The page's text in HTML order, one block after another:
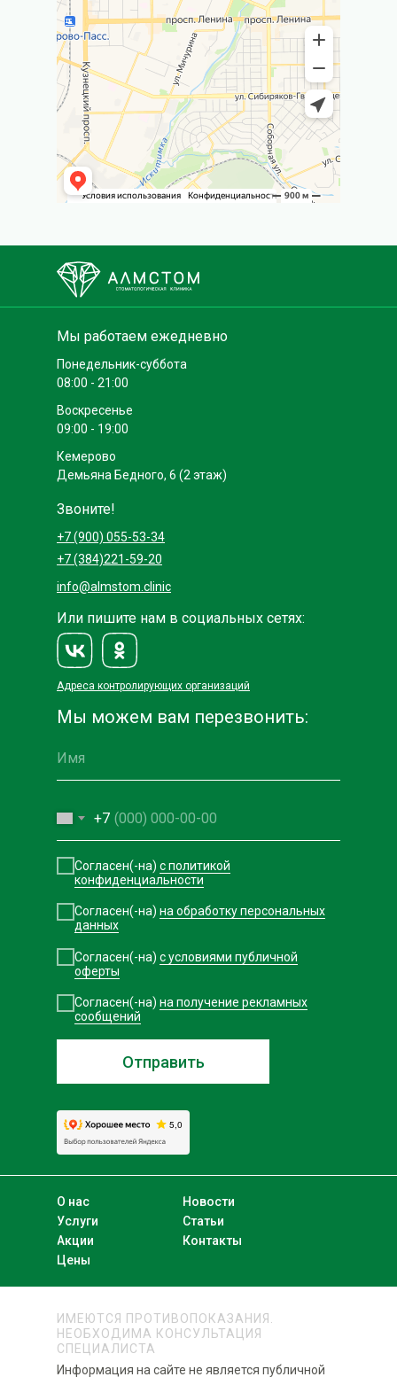
Понедельник-суббота
08:00 - 21:00
Мы можем вам перезвонить:
Мы работаем ежедневно
Звоните!
+7 (900) 055-53-34
Воскресенье
09:00 - 19:00
Кемерово
Демьяна Бедного, 6 (2 этаж)
info@almstom.clinic
Или пишите нам в социальных сетях:
Адреса контролирующих организаций
О нас
Услуги
Акции
Цены
Новости
+7
Согласен(-на) с политикой
конфиденциальности
Согласен(-на) на обработку персональных
данных
Согласен(-на) с условиями публичной
оферты
Согласен(-на) на получение рекламных
сообщений
Отправить
Статьи
Контакты
+7 (384)221-59-20
ИМЕЮТСЯ ПРОТИВОПОКАЗАНИЯ.
НЕОБХОДИМА КОНСУЛЬТАЦИЯ
СПЕЦИАЛИСТА
Информация на сайте не является публичной